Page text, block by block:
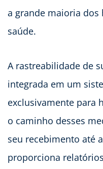
a grande maioria dos
saúde.
A rastreabilidade de
integrada em um
exclusivamente para
o caminho desses
seu recebimento até
proporciona